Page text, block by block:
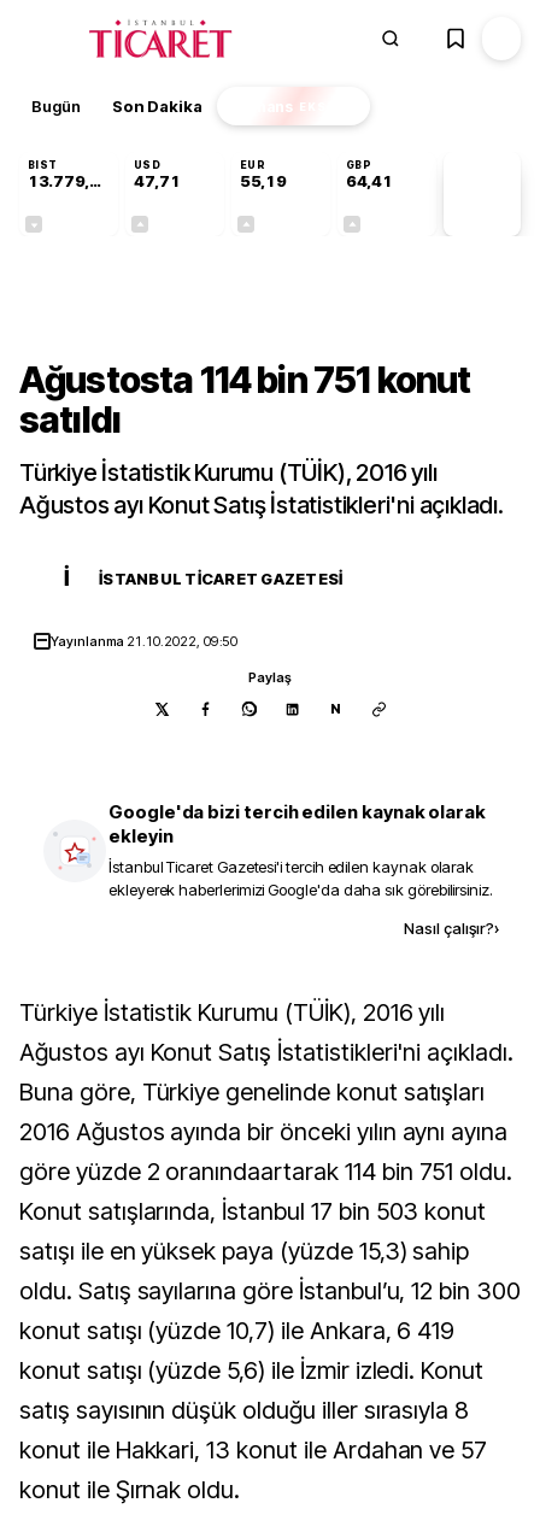
Bugün Son Dakika Finans EKSTRA
BIST
13.779,39
USD
47,71
EUR
55,19
GBP
64,41
Ağustosta 114 bin 751 konut
satıldı
Türkiye İstatistik Kurumu (TÜİK), 2016 yılı
Ağustos ayı Konut Satış İstatistikleri'ni açıkladı.
İ İSTANBUL TICARET GAZETESI
Yayınlanma 21.10.2022, 09:50
Paylaş
N
Google'da bizi tercih edilen kaynak olarak
ekleyin
İstanbul Ticaret Gazetesi'i tercih edilen kaynak olarak
ekleyerek haberlerimizi Google'da daha sık görebilirsiniz.
Nasıl çalışır?›
Türkiye İstatistik Kurumu (TÜİK), 2016 yılı
Ağustos ayı Konut Satış İstatistikleri'ni açıkladı.
Buna göre, Türkiye genelinde konut satışları
2016 Ağustos ayında bir önceki yılın aynı ayına
göre yüzde 2 oranındaartarak 114 bin 751 oldu.
Konut satışlarında, İstanbul 17 bin 503 konut
satışı ile en yüksek paya (yüzde 15,3) sahip
oldu. Satış sayılarına göre İstanbul’u, 12 bin 300
konut satışı (yüzde 10,7) ile Ankara, 6 419
konut satışı (yüzde 5,6) ile İzmir izledi. Konut
satış sayısının düşük olduğu iller sırasıyla 8
konut ile Hakkari, 13 konut ile Ardahan ve 57
konut ile Şırnak oldu.